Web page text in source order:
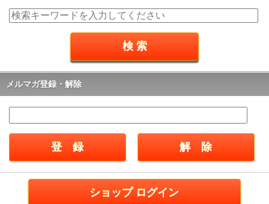
メルマガ登録・解除
ショップ ログイン